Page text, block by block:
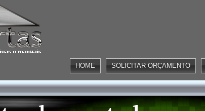
HOME SOLICITAR ORÇAMENTO